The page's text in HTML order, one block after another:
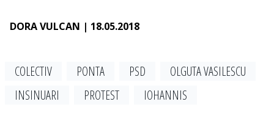
DORA VULCAN | 18.05.2018
COLECTIV PONTA PSD
OLGUTA VASILESCU
INSINUARI
PROTEST
IOHANNIS